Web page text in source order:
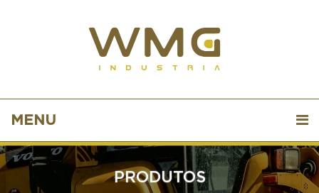
MENU
PRODUTOS